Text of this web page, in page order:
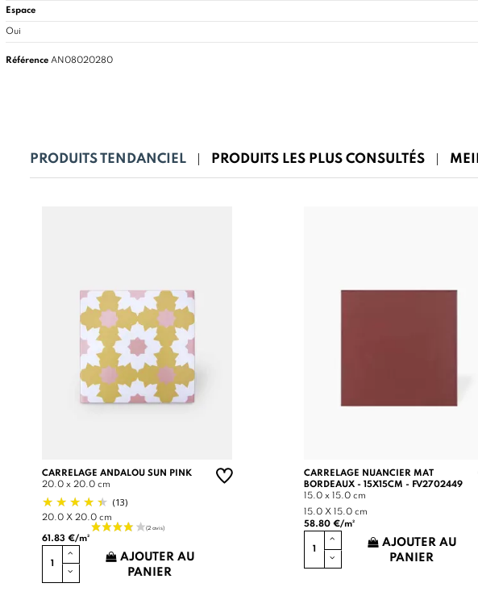
Espace
Oui
Référence AN08020280
PRODUITS TENDANCIEL PRODUITS LES PLUS CONSULTÉS
CARRELAGE ANDALOU SUN PINK
20.0 x 20.0 cm
(13)
20.0 X 20.0 cm
61.83 €/m²
AJOUTER AU
PANIER
CARRELAGE NUANCIER MAT
BORDEAUX - 15X15CM - FV2702449
15.0 x 15.0 cm
15.0 X 15.0 cm
58.80 €/m²
AJOUTER AU
PANIER